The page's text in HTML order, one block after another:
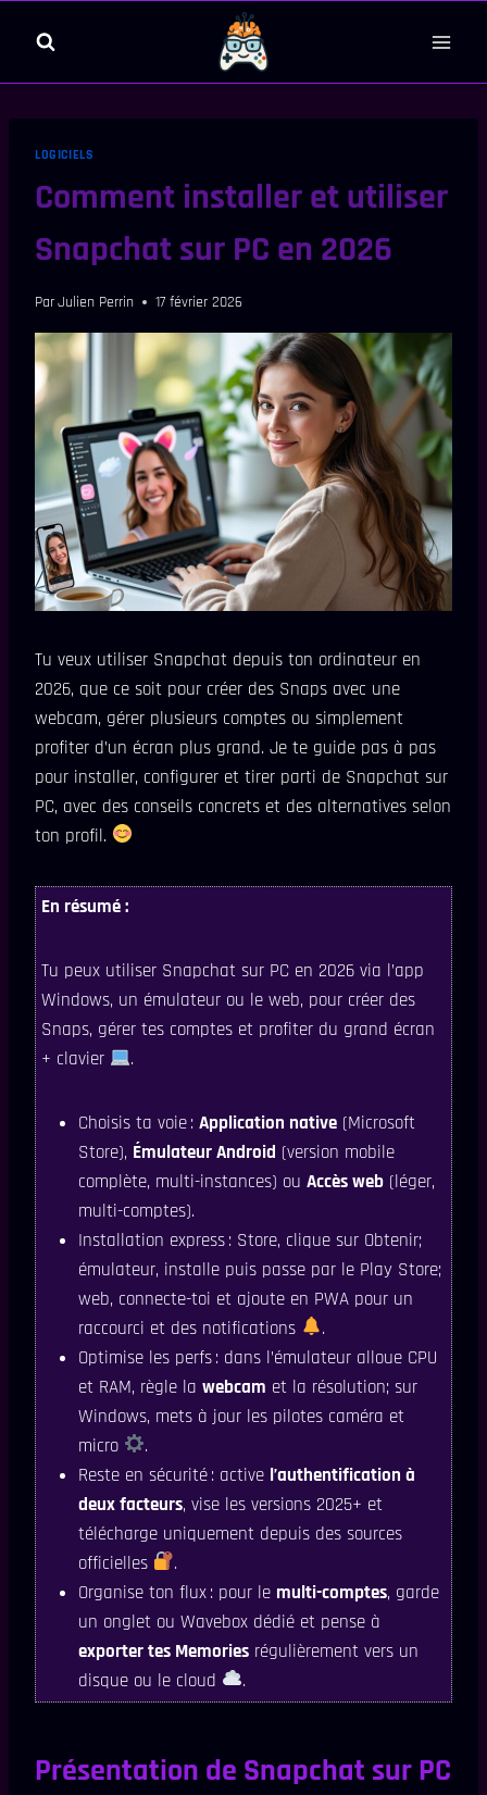
LOGICIELS
Comment installer et utiliser
Snapchat sur PC en 2026
ParJulien Perrin 17 février 2026
Tu veux utiliser Snapchat depuis ton ordinateur en
2026, que ce soit pour créer des Snaps avec une
webcam, gérer plusieurs comptes ou simplement
profiter d’un écran plus grand. Je te guide pas à pas
pour installer, configurer et tirer parti de Snapchat sur
PC, avec des conseils concrets et des alternatives selon
ton profil.
En résumé :
Tu peux utiliser Snapchat sur PC en 2026 via l’app
Windows, un émulateur ou le web, pour créer des
Snaps, gérer tes comptes et profiter du grand écran
+ clavier
.
Choisis ta voie : Application native (Microsoft
Store), Émulateur Android (version mobile
complète, multi-instances) ou Accès web (léger,
multi-comptes).
Installation express : Store, clique sur Obtenir;
émulateur, installe puis passe par le Play Store;
web, connecte-toi et ajoute en PWA pour un
raccourci et des notifications
.
Optimise les perfs : dans l’émulateur alloue CPU
et RAM, règle la webcam et la résolution; sur
Windows, mets à jour les pilotes caméra et
micro
.
Reste en sécurité : active l’authentification à
deux facteurs, vise les versions 2025+ et
télécharge uniquement depuis des sources
officielles
.
Organise ton flux : pour le multi-comptes, garde
un onglet ou Wavebox dédié et pense à
exporter tes Memories régulièrement vers un
disque ou le cloud
.
Présentation de Snapchat sur PC